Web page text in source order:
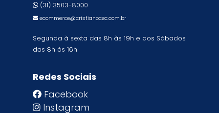
(31) 3503-8000
ecommerce@cristianocec.com.br
Segunda à sexta das 8h às 19h e aos Sábados
das 8h às 16h
Redes Sociais
Facebook
Instagram